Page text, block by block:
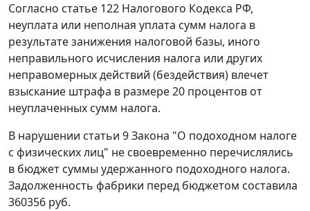
Согласно статье 122 Налогового Кодекса РФ,
неуплата или неполная уплата сумм налога в
результате занижения налоговой базы, иного
неправильного исчисления налога или других
неправомерных действий (бездействия) влечет
взыскание штрафа в размере 20 процентов от
неуплаченных сумм налога.
В нарушении статьи 9Закона "О подоходном налоге
с физических лиц" не своевременно перечислялись
в бюджет суммы удержанного подоходного налога.
Задолженность фабрики перед бюджетом составила
360356 руб.